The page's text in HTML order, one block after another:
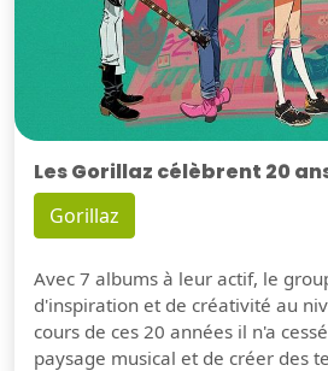
Les Gorillaz célèbrent 20
Gorillaz
Avec 7 albums à leur actif, le
d'inspiration et de créativité au
cours de ces 20 années il n'a
paysage musical et de créer des